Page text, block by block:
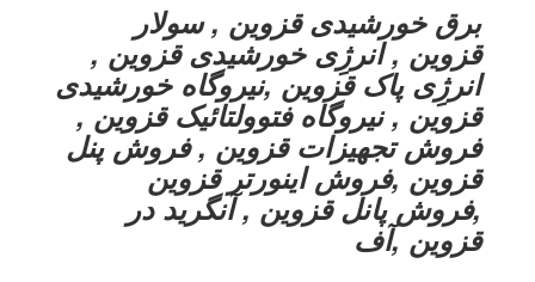
برق خورشیدی قزوین , سولار
قزوین , انرژِی خورشیدی قزوین ,
انرژِی پاک قزوین ,نیروگاه خورشیدی
قزوین , نیروگاه فتوولتائیک قزوین ,
فروش تجهیزات قزوین , فروش پنل
قزوین ,فروش اینورتر قزوین
,فروش پانل قزوین , آنگرید در
قزوین ,آف